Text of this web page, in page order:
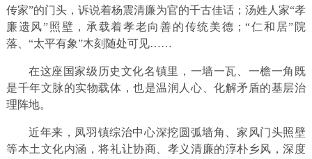
传家”的门头，诉说着杨震清廉为官的千古佳话；汤姓人家“孝
廉遗风”照壁，承载着孝老向善的传统美德；“仁和居”院
落、“太平有象”木刻随处可见……
在这座国家级历史文化名镇里，一墙一瓦、一檐一角既
是千年文脉的实物载体，也是温润人心、化解矛盾的基层治
理阵地。
近年来，凤羽镇综治中心深挖圆弧墙角、家风门头照壁
等本土文化内涵，将礼让协商、孝义清廉的淳朴乡风，深度